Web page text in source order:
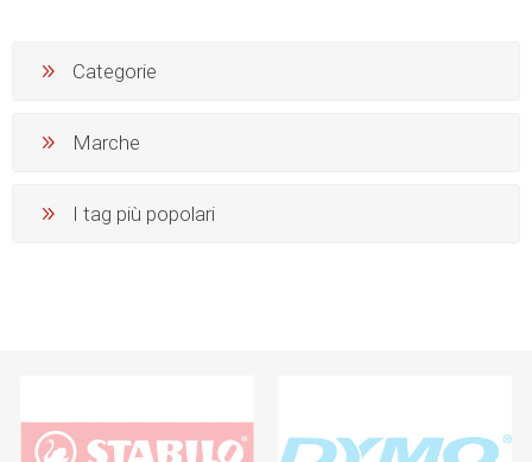
Categorie
Marche
I tag più popolari